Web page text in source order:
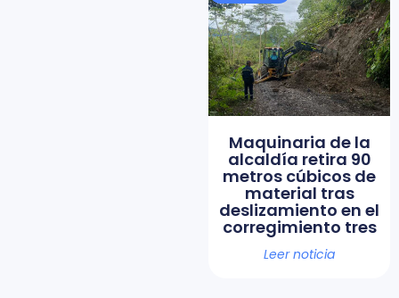
Maquinaria de la
alcaldía retira 90
metros cúbicos de
material tras
deslizamiento en el
corregimiento tres
Leer noticia